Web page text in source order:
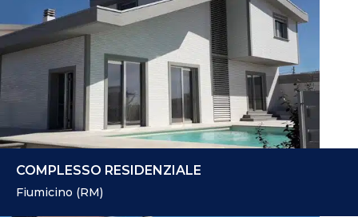
COMPLESSO RESIDENZIALE
Fiumicino (RM)